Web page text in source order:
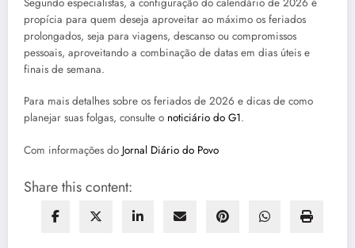
propícia para quem deseja aproveitar ao máximo os feriados
prolongados, seja para viagens, descanso ou compromissos
pessoais, aproveitando a combinação de datas em dias úteis e
finais de semana.
Para mais detalhes sobre os feriados de 2026 e dicas de como
planejar suas folgas, consulte o noticiário do G1.
Com informações do Jornal Diário do Povo
Share this content: